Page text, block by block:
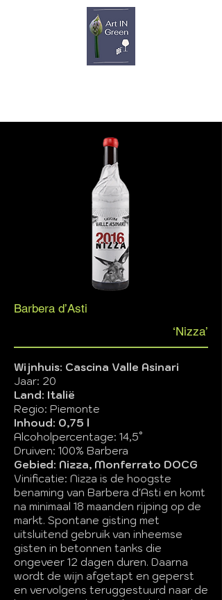
Barbera d’Asti
‘Nizza’
Wijnhuis: Cascina Valle Asinari
Jaar: 20
Land: Italië
Regio: Piemonte
Inhoud: 0,75 l
Alcoholpercentage: 14,5°
Druiven: 100% Barbera
Gebied: Nizza, Monferrato DOCG
Vinificatie: Nizza is de hoogste
benaming van Barbera d'Asti en komt
na minimaal 18 maanden rijping op de
markt. Spontane gisting met
uitsluitend gebruik van inheemse
gisten in betonnen tanks die
ongeveer 12 dagen duren. Daarna
wordt de wijn afgetapt en geperst
en vervolgens teruggestuurd naar de